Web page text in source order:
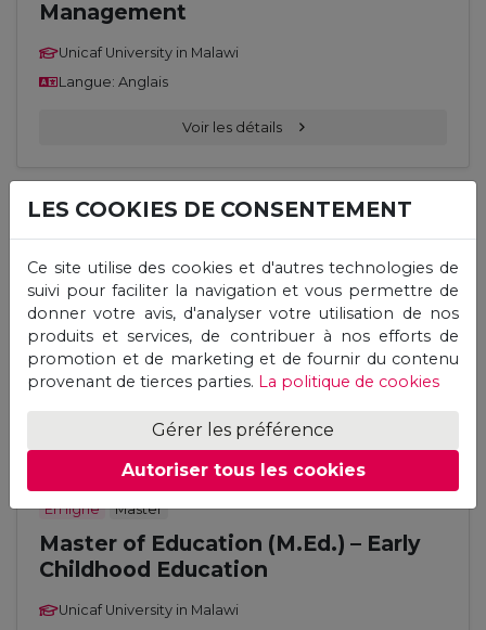
Management
Unicaf University in Malawi
Langue: Anglais
Voir les détails
Master of Education (M. Ed.) –
Curriculum Design and Development
Unicaf University in Malawi
Langue: Anglais
En ligne Master
Master of Education (M.Ed.) – Early
Childhood Education
Unicaf University in Malawi
LES COOKIES DE CONSENTEMENT
Ce site utilise des cookies et d'autres technologies de
suivi pour faciliter la navigation et vous permettre de
donner votre avis, d'analyser votre utilisation de nos
produits et services, de contribuer à nos efforts de
promotion et de marketing et de fournir du contenu
provenant de tierces parties. La politique de cookies
Gérer les préférence
Autoriser tous les cookies